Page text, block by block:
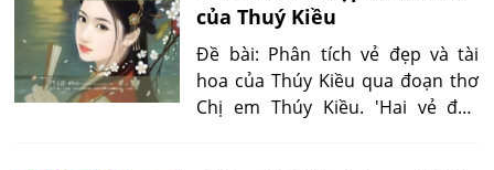
đối với bất cứ người Việt Nam'
của Thuý Kiều
Đề bài: Phân tích vẻ đẹp và tài
hoa của Thúy Kiều qua đoạn thơ
Chị em Thúy Kiều. 'Hai vẻ đẹp